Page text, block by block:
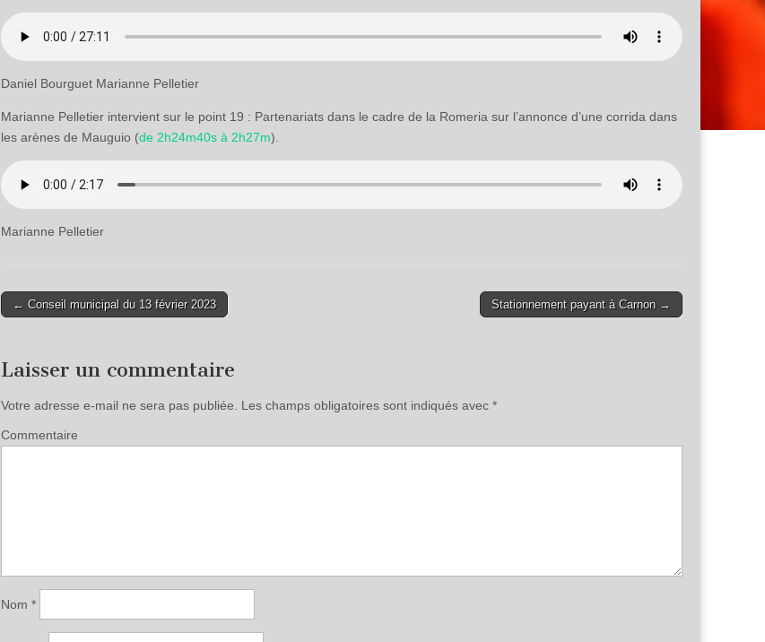
Daniel Bourguet Marianne Pelletier
Marianne Pelletier intervient sur le point 19 : Partenariats dans le cadre de la Romeria sur l’annonce d’une corrida dans
les arènes de Mauguio (de 2h24m40s à 2h27m).
Marianne Pelletier
Post navigation
← Conseil municipal du 13 février 2023 Stationnement payant à Carnon →
Laisser un commentaire
Votre adresse e-mail ne sera pas publiée. Les champs obligatoires sont indiqués avec*
Commentaire
Nom*